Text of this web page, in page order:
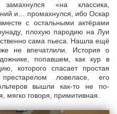
«на классика,
и… промахнулся, ибо Оскар
с остальными актёрами
плохую пародию на Луи
сама пьеса. Нашла ещё
не впечатлили. История о
попавшем, как кур в
которого спасает простая
ловеласе, его
вышли как-то не по-
мягко говоря, примитивная.